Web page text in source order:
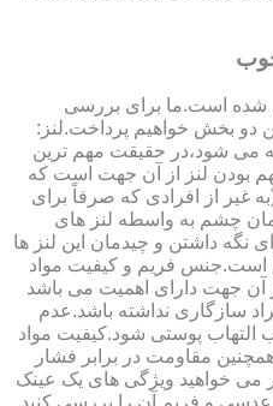
شده است.ما برای بررسی
دو بخش خواهیم پرداخت.لنز:
می شود،در حقیقت مهم ترین
بودن لنز از آن جهت است که
غیر از افرادی که صرفاً برای
چشم به واسطه لنز های
داشتن و چیدمان این لنز ها
است.جنس فریم و کیفیت مواد
جهت دارای اهمیت می باشد
سازگاری نداشته باشد.عدم
التهاب پوستی شود.کیفیت مواد
مقاومت در برابر فشار
می خواهید ویژگی های یک عینک